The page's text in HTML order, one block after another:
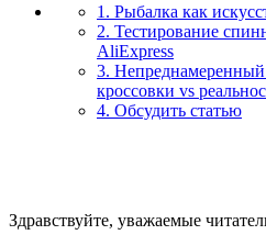
1. Рыбалка как
2. Тестирование
AliExpress
3. Непреднамеренный
кроссовки vs
4. Обсудить статью
Здравствуйте, уважаемые